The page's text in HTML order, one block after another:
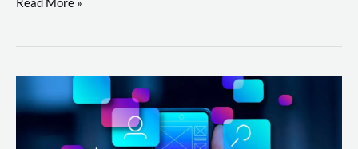
migrar
de
Read More »